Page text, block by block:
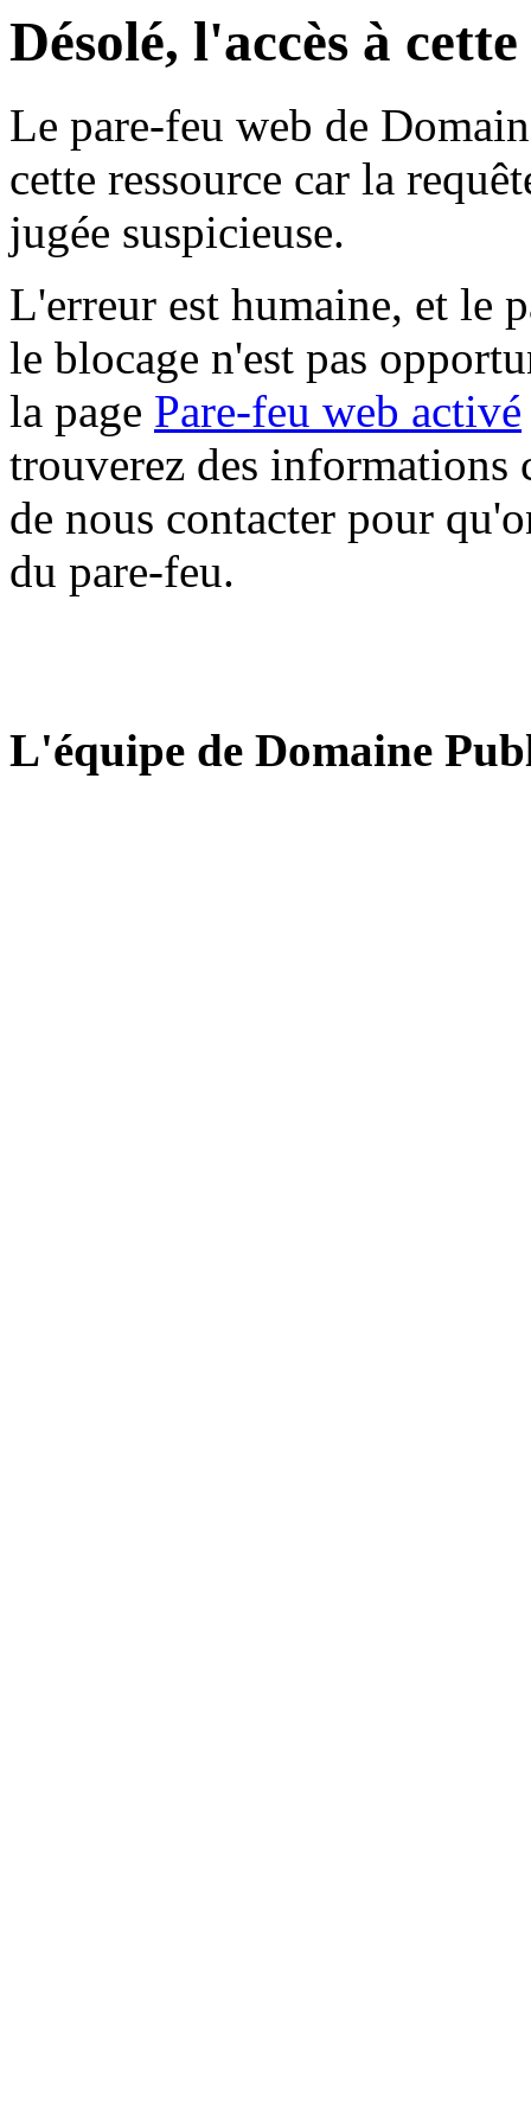
Désolé, l'accès à
Le pare-feu web de
cette ressource car la
jugée suspicieuse.
L'erreur est humaine, et le
le blocage n'est pas
la page Pare-feu web activé
trouverez des informations
de nous contacter pour
du pare-feu.
L'équipe de Domaine